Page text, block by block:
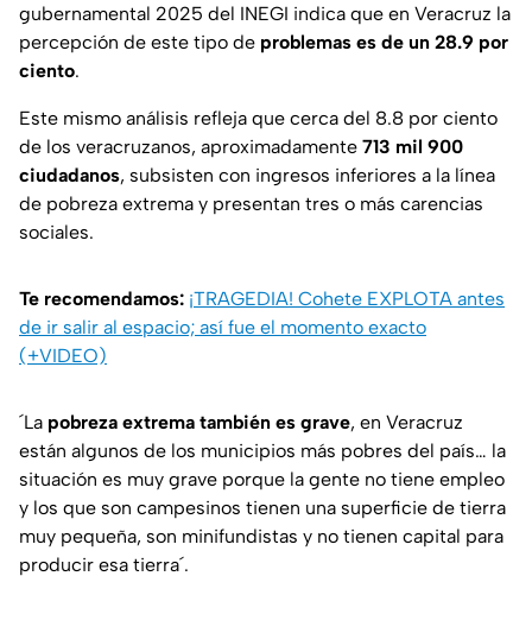
gubernamental 2025 del INEGI indica que en Veracruz la
percepción de este tipo de problemas es de un 28.9 por
ciento.
Este mismo análisis refleja que cerca del 8.8 por ciento
de los veracruzanos, aproximadamente 713 mil 900
ciudadanos, subsisten con ingresos inferiores a la línea
de pobreza extrema y presentan tres o más carencias
sociales.
Te recomendamos: ¡TRAGEDIA! Cohete EXPLOTA antes
de ir salir al espacio; así fue el momento exacto
(+VIDEO)
´La pobreza extrema también es grave, en Veracruz
están algunos de los municipios más pobres del país… la
situación es muy grave porque la gente no tiene empleo
y los que son campesinos tienen una superficie de tierra
muy pequeña, son minifundistas y no tienen capital para
producir esa tierra´.